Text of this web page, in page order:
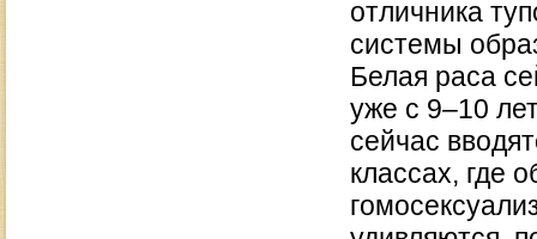
отличника
системы
Белая раса
уже с 9–10
сейчас
классах, где